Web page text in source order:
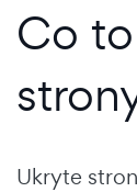
Co
Ukryte